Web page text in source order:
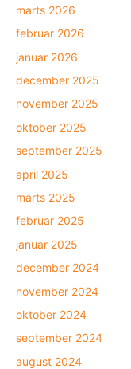
marts 2026
februar 2026
januar 2026
december 2025
november 2025
oktober 2025
september 2025
april 2025
marts 2025
februar 2025
januar 2025
december 2024
november 2024
oktober 2024
september 2024
august 2024